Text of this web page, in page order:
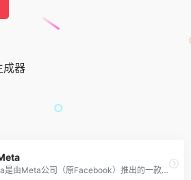
成器
Imagine with Meta是由Meta公司（原Facebook）推出的一款全新的可独立使用的AI图像生成器，用户只需使用自然语言进行描述即可创建和生成图像。Imagine with Meta的能力由其增强文本到图像生成模型Emu驱动，基于 11 亿张公开的 Facebook 和 Instagram 图片来训练。除开在线版外，用户也可以通过 Meta 旗下的社交通讯平台 Messenger 和 Instagram 体验该功能，可以在群聊中即时创建和共享图像。